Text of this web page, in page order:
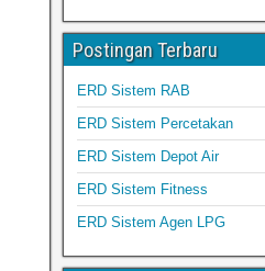
Postingan Terbaru
ERD Sistem RAB
ERD Sistem Percetakan
ERD Sistem Depot Air
ERD Sistem Fitness
ERD Sistem Agen LPG